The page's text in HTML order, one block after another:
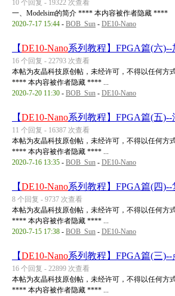
10 个回复 - 19322 次查看
一、Modelsim的简介 **** 本内容被作者隐藏 ****
2020-7-17 15:44 - BOB_Sun - DE10-Nano
【DE10-Nano系列教程】FPGA篇(六)--
16 个回复 - 22793 次查看
本帖为友晶科技原创帖，未经许可，不得以任何方
**** 本内容被作者隐藏 **** ...
2020-7-20 11:30 - BOB_Sun - DE10-Nano
【DE10-Nano系列教程】FPGA篇(五)--
11 个回复 - 16387 次查看
本帖为友晶科技原创帖，未经许可，不得以任何方
**** 本内容被作者隐藏 **** ...
2020-7-16 13:35 - BOB_Sun - DE10-Nano
【DE10-Nano系列教程】FPGA篇(四)--
8 个回复 - 9737 次查看
本帖为友晶科技原创帖，未经许可，不得以任何方
**** 本内容被作者隐藏 **** ...
2020-7-15 17:38 - BOB_Sun - DE10-Nano
【DE10-Nano系列教程】FPGA篇(三
16 个回复 - 22899 次查看
本帖为友晶科技原创帖，未经许可，不得以任何方
**** 本内容被作者隐藏 **** ...